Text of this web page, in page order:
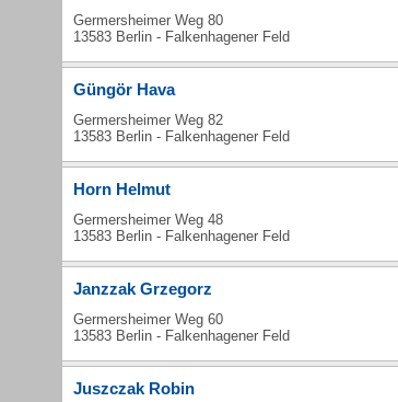
Germersheimer Weg 80
13583 Berlin - Falkenhagener Feld
Güngör Hava
Germersheimer Weg 82
13583 Berlin - Falkenhagener Feld
Horn Helmut
Germersheimer Weg 48
13583 Berlin - Falkenhagener Feld
Janzzak Grzegorz
Germersheimer Weg 60
13583 Berlin - Falkenhagener Feld
Juszczak Robin